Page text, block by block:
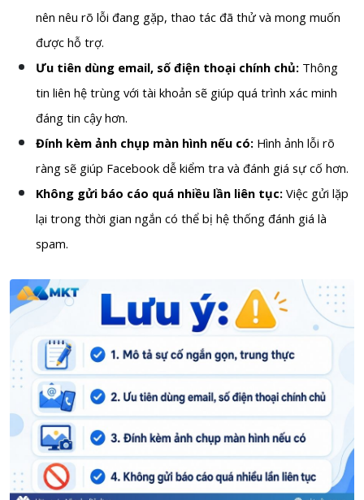
nên nêu rõ lỗi đang gặp, thao tác đã thử và mong muốn
được hỗ trợ.
Ưu tiên dùng email, số điện thoại chính chủ: Thông
tin liên hệ trùng với tài khoản sẽ giúp quá trình xác minh
đáng tin cậy hơn.
Đính kèm ảnh chụp màn hình nếu có: Hình ảnh lỗi rõ
ràng sẽ giúp Facebook dễ kiểm tra và đánh giá sự cố hơn.
Không gửi báo cáo quá nhiều lần liên tục: Việc gửi lặp
lại trong thời gian ngắn có thể bị hệ thống đánh giá là
spam.